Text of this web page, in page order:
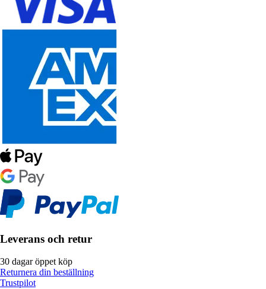
Leverans och retur
30 dagar öppet köp
Returnera din beställning
Trustpilot